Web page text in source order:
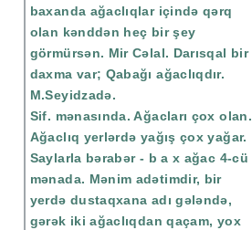
baxanda ağaclıqlar içində qərq
olan kənddən heç bir şey
görmürsən. Mir Cəlal. Darısqal bir
daxma var; Qabağı ağaclıqdır.
M.Seyidzadə.
Sif. mənasında. Ağacları çox olan.
Ağaclıq yerlərdə yağış çox yağar.
Saylarla bərabər - b a x ağac 4-cü
mənada. Mənim adətimdir, bir
yerdə dustaqxana adı gələndə,
gərək iki ağaclıqdan qaçam, yox